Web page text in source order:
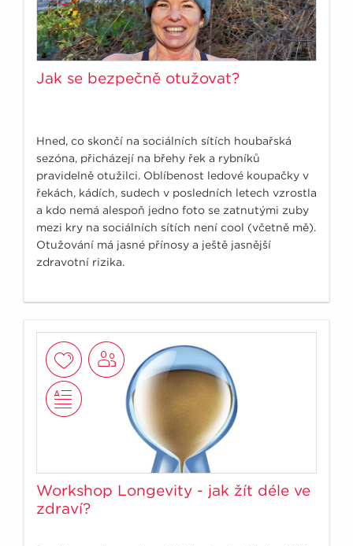
Jak se bezpečně otužovat?
Hned, co skončí na sociálních sítích houbařská
sezóna, přicházejí na břehy řek a rybníků
pravidelně otužilci. Oblíbenost ledové koupačky v
řekách, kádích, sudech v posledních letech vzrostla
a kdo nemá alespoň jedno foto se zatnutými zuby
mezi kry na sociálních sítích není cool (včetně mě).
Otužování má jasné přínosy a ještě jasnější
zdravotní rizika.
Workshop Longevity - jak žít déle ve
zdraví?